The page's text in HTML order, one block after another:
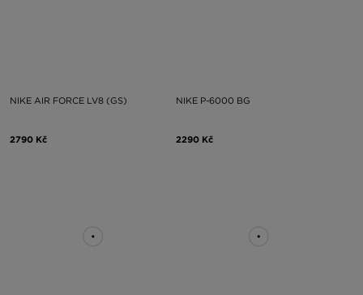
NIKE AIR FORCE LV8 (GS)
2790 Kč
NIKE P-6000 BG
2290 Kč